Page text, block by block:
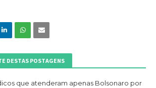
DESTAS POSTAGENS
que atenderam apenas Bolsonaro por